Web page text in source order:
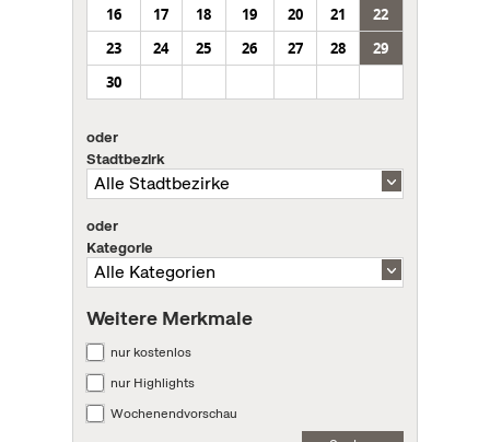
16
17 18 19 20 21
22
23
24 25 26 27 28
29
30
oder
Stadtbezirk
oder
Kategorie
Weitere Merkmale
nur kostenlos
nur Highlights
Wochenendvorschau